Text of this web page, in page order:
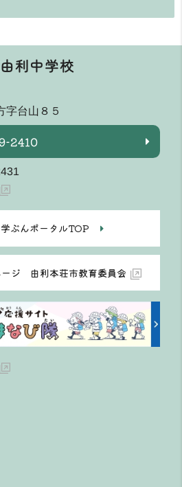
利中学校
字台山８５
2410
ぶんポータルTOP
ージ 由利本荘市教育委員会